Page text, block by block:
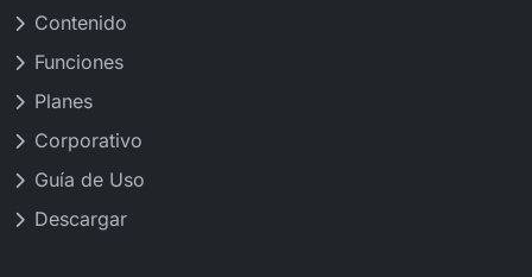
Contenido
Funciones
Planes
Corporativo
Guía de Uso
Descargar